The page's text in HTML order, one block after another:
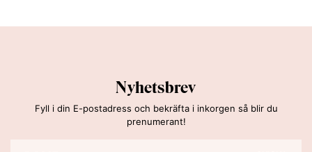
Nyhetsbrev
Fyll i din E-postadress och bekräfta i inkorgen så blir du
prenumerant!